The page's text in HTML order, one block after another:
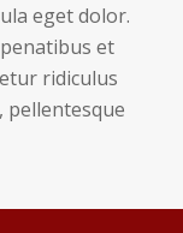
eget dolor.
et
ridiculus
pellentesque